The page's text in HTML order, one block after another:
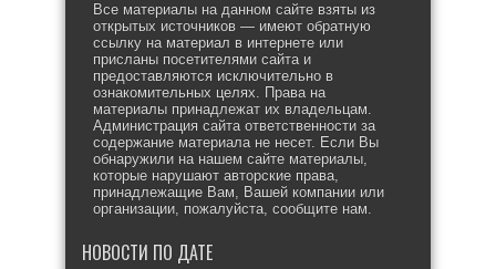
Все материалы на данном сайте взяты из
открытых источников — имеют обратную
ссылку на материал в интернете или
присланы посетителями сайта и
предоставляются исключительно в
ознакомительных целях. Права на
материалы принадлежат их владельцам.
Администрация сайта ответственности за
содержание материала не несет. Если Вы
обнаружили на нашем сайте материалы,
которые нарушают авторские права,
принадлежащие Вам, Вашей компании или
организации, пожалуйста, сообщите нам.
НОВОСТИ ПО ДАТЕ